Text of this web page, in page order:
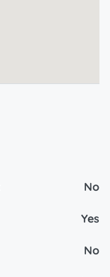
No
Yes
No